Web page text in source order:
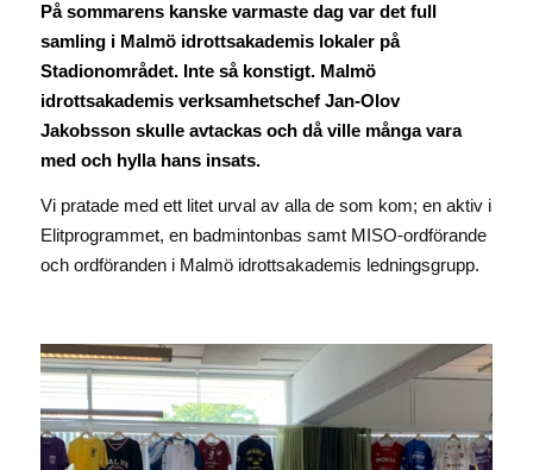
På sommarens kanske varmaste dag var det full
samling i Malmö idrottsakademis lokaler på
Stadionområdet. Inte så konstigt. Malmö
idrottsakademis verksamhetschef Jan-Olov
Jakobsson skulle avtackas och då ville många vara
med och hylla hans insats.
Vi pratade med ett litet urval av alla de som kom; en aktiv i
Elitprogrammet, en badmintonbas samt MISO-ordförande
och ordföranden i Malmö idrottsakademis ledningsgrupp.